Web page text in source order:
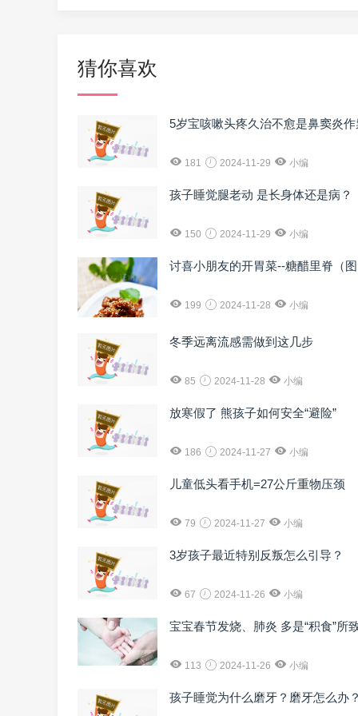
猜你喜欢
5岁宝咳嗽头疼久治不愈是鼻窦炎作
181 2024-11-29 小编
孩子睡觉腿老动 是长身体还是病？
150 2024-11-29 小编
讨喜小朋友的开胃菜--糖醋里脊（
199 2024-11-28 小编
冬季远离流感需做到这几步
85 2024-11-28 小编
放寒假了 熊孩子如何安全“避险”
186 2024-11-27 小编
儿童低头看手机=27公斤重物压颈
79 2024-11-27 小编
3岁孩子最近特别反叛怎么引导？
67 2024-11-26 小编
宝宝春节发烧、肺炎 多是“积食”所
113 2024-11-26 小编
孩子睡觉为什么磨牙？磨牙怎么办